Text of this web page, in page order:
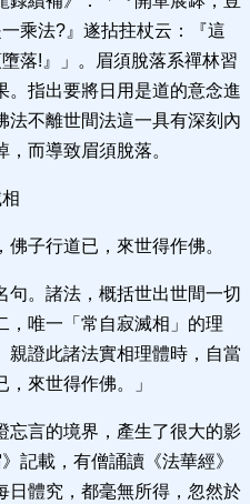
乘法?』遂拈拄杖云：『這
落!』」。眉須脫落系禪林習
。指出要將日用是道的意念進
法不離世間法這一具有深刻內
而導致眉須脫落。
子行道已，來世得作佛。
句。諸法，概括世出世間一切
，唯一「常自寂滅相」的理
親證此諸法實相理體時，自當
來世得作佛。」
忘言的境界，產生了很大的影
記載，有僧誦讀《法華經》
日體究，都毫無所得，忽然於